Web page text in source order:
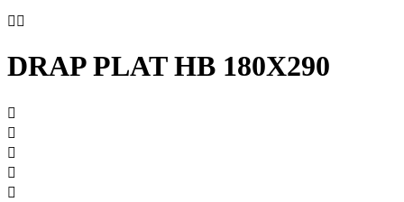
 
DRAP PLAT HB 180X290




